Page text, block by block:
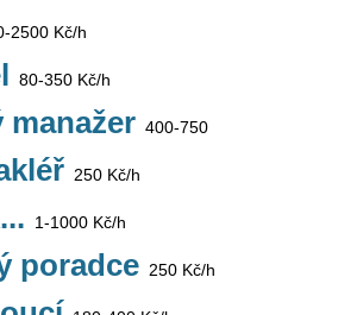
2500 Kč/h
80-350 Kč/h
manažer 400-750
250 Kč/h
1-1000 Kč/h
poradce 250 Kč/h